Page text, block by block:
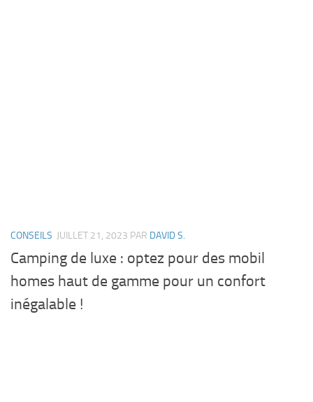
CONSEILS JUILLET 21, 2023 PAR DAVID S.
Camping de luxe : optez pour des mobil
homes haut de gamme pour un confort
inégalable !